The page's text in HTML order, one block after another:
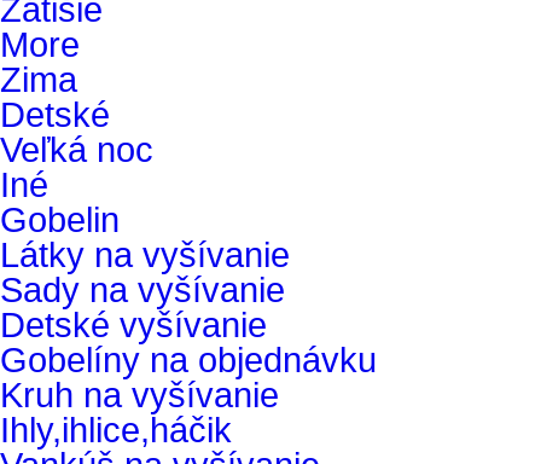
Zátišie
More
Zima
Detské
Veľká noc
Iné
Gobelin
Látky na vyšívanie
Sady na vyšívanie
Detské vyšívanie
Gobelíny na objednávku
Kruh na vyšívanie
Ihly,ihlice,háčik